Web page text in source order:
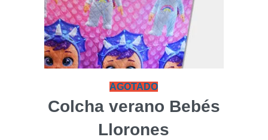
AGOTADO
Colcha verano Bebés
Llorones